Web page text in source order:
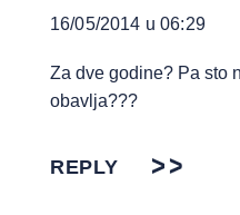
16/05/2014 u 06:29
Za dve godine? Pa sto
obavlja???
REPLY